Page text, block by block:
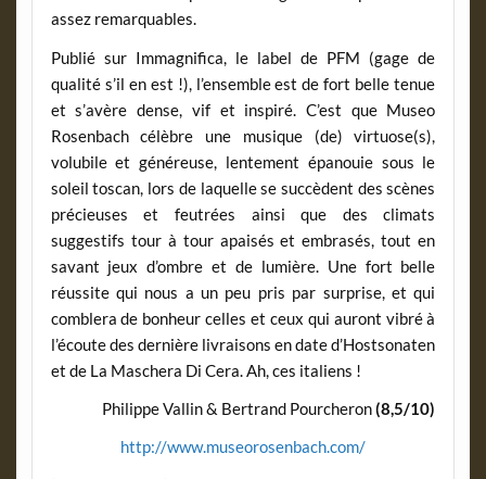
assez remarquables.
Publié sur Immagnifica, le label de PFM (gage de
qualité s’il en est !), l’ensemble est de fort belle tenue
et s’avère dense, vif et inspiré. C’est que Museo
Rosenbach célèbre une musique (de) virtuose(s),
volubile et généreuse, lentement épanouie sous le
soleil toscan, lors de laquelle se succèdent des scènes
précieuses et feutrées ainsi que des climats
suggestifs tour à tour apaisés et embrasés, tout en
savant jeux d’ombre et de lumière. Une fort belle
réussite qui nous a un peu pris par surprise, et qui
comblera de bonheur celles et ceux qui auront vibré à
l’écoute des dernière livraisons en date d’Hostsonaten
et de La Maschera Di Cera. Ah, ces italiens !
Philippe Vallin & Bertrand Pourcheron(8,5/10)
http://www.museorosenbach.com/